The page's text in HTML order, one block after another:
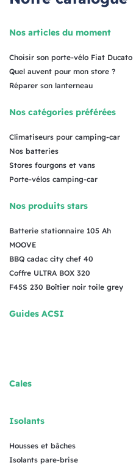
Nos articles du moment
Choisir son porte-vélo Fiat Ducato
Quel auvent pour mon store ?
Réparer son lanterneau
Nos catégories préférées
Climatiseurs pour camping-car
Nos batteries
Stores fourgons et vans
Porte-vélos camping-car
Nos produits stars
Batterie stationnaire 105 Ah
MOOVE
BBQ cadac city chef 40
Coffre ULTRA BOX 320
F45S 230 Boîtier noir toile grey
Guides ACSI
Cales
Isolants
Housses et bâches
Isolants pare-brise